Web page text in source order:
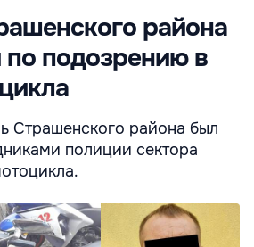
района
подозрению в
Страшенского района был
полиции сектора